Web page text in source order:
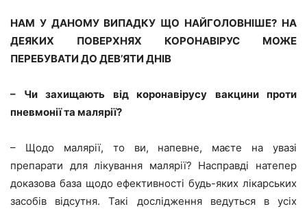
НАМ У ДАНОМУ ВИПАДКУ ЩО НАЙГОЛОВНІШЕ? НА
ДЕЯКИХ ПОВЕРХНЯХ КОРОНАВІРУС МОЖЕ
ПЕРЕБУВАТИ ДО ДЕВ’ЯТИ ДНІВ
– Чи захищають від коронавірусу вакцини проти
пневмонії та малярії?
– Щодо малярії, то ви, напевне, маєте на увазі
препарати для лікування малярії? Насправді натепер
доказова база щодо ефективності будь-яких лікарських
засобів відсутня. Такі дослідження ведуться в усіх